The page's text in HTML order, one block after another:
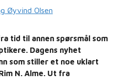
Øyvind Olsen
tid til annen spørsmål som
Dagens nyhet
som stiller et noe uklart
N. Alme. Ut fra